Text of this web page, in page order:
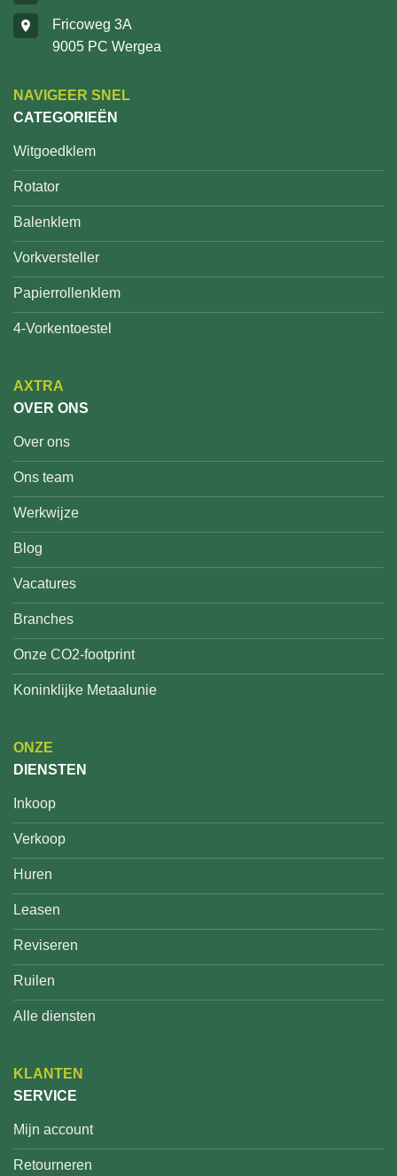
Fricoweg 3A
9005 PC Wergea
NAVIGEER SNEL
CATEGORIEËN
Witgoedklem
Rotator
Balenklem
Vorkversteller
Papierrollenklem
4-Vorkentoestel
AXTRA
OVER ONS
Over ons
Ons team
Werkwijze
Blog
Vacatures
Branches
Onze CO2-footprint
Koninklijke Metaalunie
ONZE
DIENSTEN
Inkoop
Verkoop
Huren
Leasen
Reviseren
Ruilen
Alle diensten
KLANTEN
SERVICE
Mijn account
Retourneren